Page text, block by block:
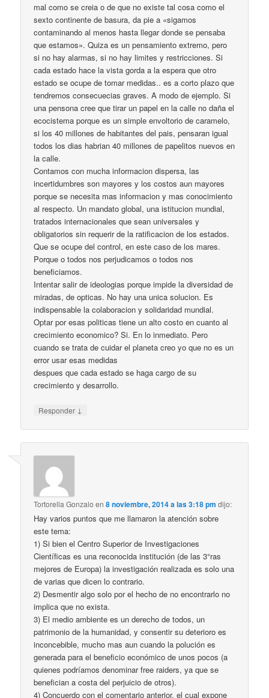
mal como se creia o de que no existe tal cosa como el
sexto continente de basura, da pie a «sigamos
contaminando al menos hasta llegar donde se pensaba
que estamos». Quiza es un pensamiento extremo, pero
si no hay alarmas, si no hay limites y restricciones. Si
cada estado hace la vista gorda a la espera que otro
estado se ocupe de tomar medidas.. es a corto plazo que
tendremos consecuecias graves. A modo de ejemplo. Si
una pensona cree que tirar un papel en la calle no daña el
ecocistema porque es un simple envoltorio de caramelo,
si los 40 millones de habitantes del pais, pensaran igual
todos los dias habrian 40 millones de papelitos nuevos en
la calle.
Contamos con mucha informacion dispersa, las
incertidumbres son mayores y los costos aun mayores
porque se necesita mas informacion y mas conocimiento
al respecto. Un mandato global, una istitucion mundial,
tratados internacionales que sean universales y
obligatorios sin requerir de la ratificacion de los estados.
Que se ocupe del control, en este caso de los mares.
Porque o todos nos perjudicamos o todos nos
beneficiamos.
Intentar salir de ideologias porque impide la diversidad de
miradas, de opticas. No hay una unica solucion. Es
indispensable la colaboracion y solidaridad mundial.
Optar por esas politicas tiene un alto costo en cuanto al
crecimiento economico? Si. En lo inmediato. Pero
cuando se trata de cuidar el planeta creo yo que no es un
error usar esas medidas
despues que cada estado se haga cargo de su
crecimiento y desarrollo.
Responder ↓
Tortorella Gonzalo en8 noviembre, 2014 a las 3:18 pm dijo:
Hay varios puntos que me llamaron la atención sobre
este tema:
1) Si bien el Centro Superior de Investigaciones
Científicas es una reconocida institución (de las 3°ras
mejores de Europa) la investigación realizada es solo una
de varias que dicen lo contrario.
2) Desmentir algo solo por el hecho de no encontrarlo no
implica que no exista.
3) El medio ambiente es un derecho de todos, un
patrimonio de la humanidad, y consentir su deterioro es
inconcebible, mucho mas aun cuando la polución es
generada para el beneficio económico de unos pocos (a
quienes podríamos denominar free raiders, ya que se
benefician a costa del perjuicio de otros).
4) Concuerdo con el comentario anterior, el cual expone